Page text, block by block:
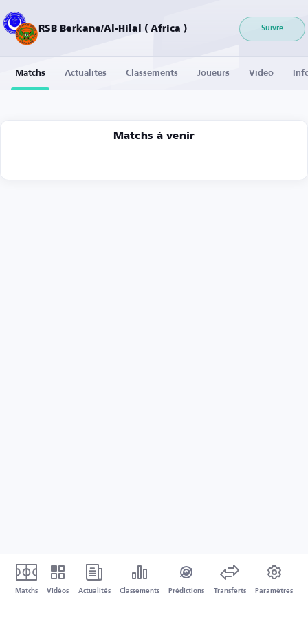
RSB Berkane/Al-Hilal ( Africa ) Suivre
Matchs Actualités Classements Joueurs Vidéo
Matchs à venir
Matchs Vidéos Actualités Classements Prédictions Transferts Paramètres